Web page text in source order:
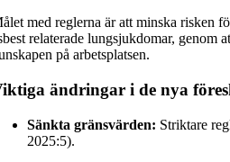
med reglerna är att minska risken
relaterade lungsjukdomar, genom
på arbetsplatsen.
ändringar i de nya
Sänkta gränsvärden: Striktare
2025:5).